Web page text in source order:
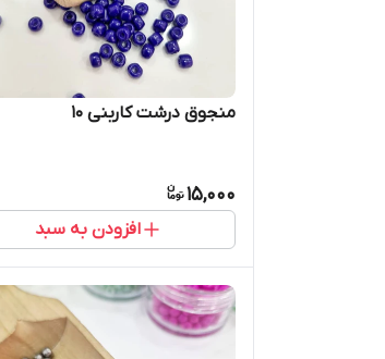
منجوق درشت کاربنی ۱۰
15,000
افزودن به سبد